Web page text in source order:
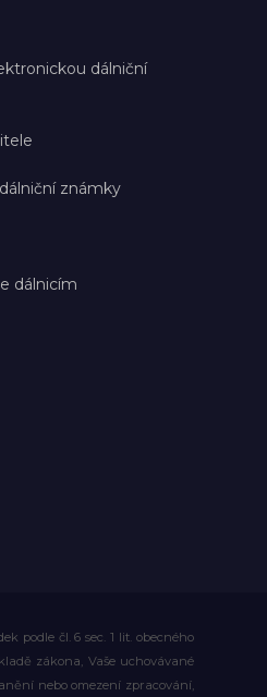
dálniční
známky
dálnicím
podle čl. 6 sec. 1 lit. obecného
zákona, Vaše uchovávané
nebo omezení zpracování,